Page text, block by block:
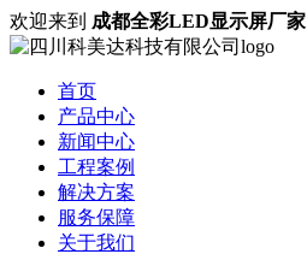
欢迎来到 成都全彩LED显示屏厂家
首页
产品中心
新闻中心
工程案例
解决方案
服务保障
关于我们